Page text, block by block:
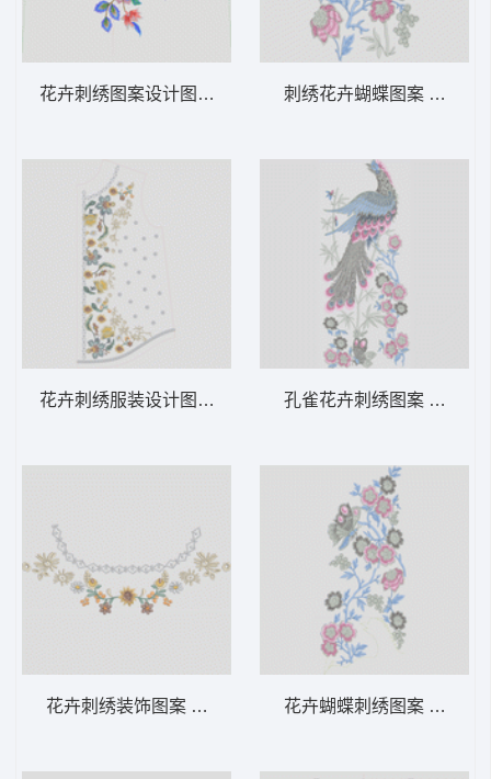
花卉刺绣图案设计图 汉服
花卉刺绣服装设计图 汉服
花卉刺绣装饰图案 汉服
刺绣花卉蝴蝶图案 汉服
孔雀花卉刺绣图案 孔雀
花卉蝴蝶刺绣图案 汉服